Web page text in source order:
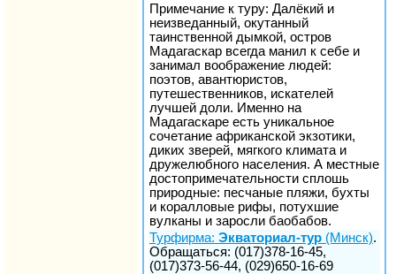
Примечание к туру: Далёкий и
неизведанный, окутанный
таинственной дымкой, остров
Мадагаскар всегда манил к себе и
занимал воображение людей:
поэтов, авантю­ристов,
путешественников, искателей
лучшей доли. Именно на
Мадагаскаре есть уникальное
сочетание африканской экзотики,
диких зверей, мягкого климата и
дружелюбного населения. А местные
достопримечательности сплошь
природные: песчаные пляжи, бухты
и коралловые рифы, потухшие
вулканы и заросли баобабов.
Турфирма: Экваториал-тур (Минск).
Обращаться: (017)378-16-45,
(017)373-56-44, (029)650-16-69